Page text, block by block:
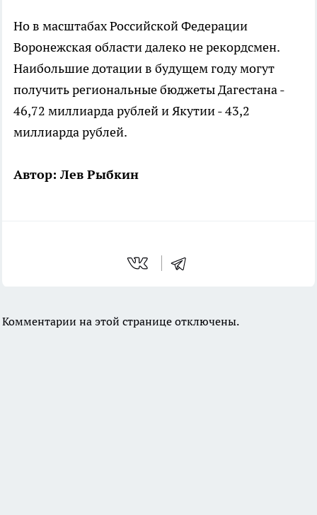
Но в масштабах Российской Федерации
Воронежская области далеко не рекордсмен.
Наибольшие дотации в будущем году могут
получить региональные бюджеты Дагестана -
46,72 миллиарда рублей и Якутии - 43,2
миллиарда рублей.
Автор: Лев Рыбкин
Комментарии на этой странице отключены.